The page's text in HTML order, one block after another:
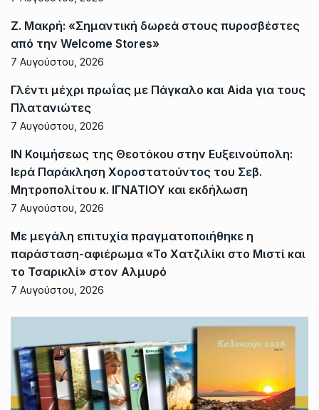
Ζ. Μακρή: «Σημαντική δωρεά στους πυροσβέστες
από την Welcome Stores»
7 Αυγούστου, 2026
Γλέντι μέχρι πρωΐας με Πάγκαλο και Aida για τους
Πλατανιώτες
7 Αυγούστου, 2026
ΙΝ Κοιμήσεως της Θεοτόκου στην Ευξεινούπολη:
Ιερά Παράκληση Χοροστατούντος του Σεβ.
Μητροπολίτου κ. ΙΓΝΑΤΙΟΥ και εκδήλωση
7 Αυγούστου, 2026
Με μεγάλη επιτυχία πραγματοποιήθηκε η
παράσταση-αφιέρωμα «Το Χατζιλίκι στο Μιστί και
το Τσαρικλί» στον Αλμυρό
7 Αυγούστου, 2026